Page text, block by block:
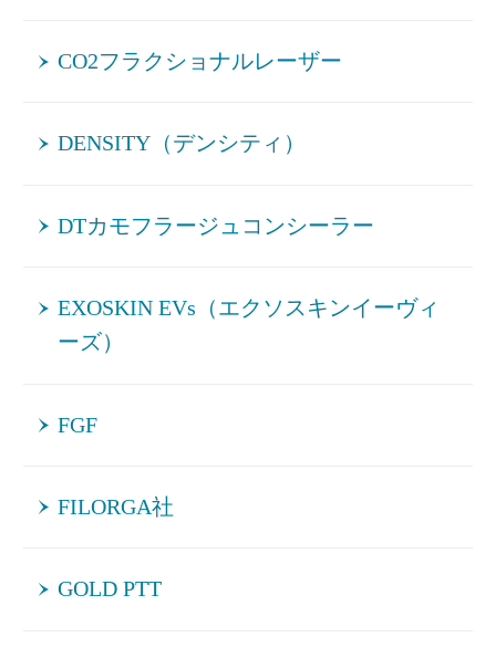
CO2フラクショナルレーザー
DENSITY（デンシティ）
DTカモフラージュコンシーラー
EXOSKIN EVs（エクソスキンイーヴィ
ーズ）
FGF
FILORGA社
GOLD PTT